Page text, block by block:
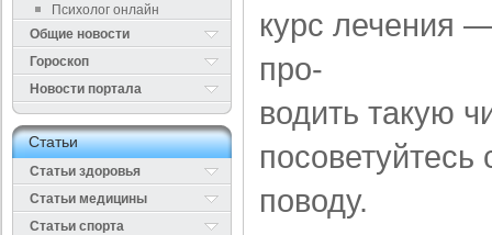
Психолог онлайн
Общие новости
Гороскоп
Новости портала
Cтатьи
Статьи здоровья
Cтатьи медицины
Статьи спорта
курс лечения
про-
водить такую
поводу.